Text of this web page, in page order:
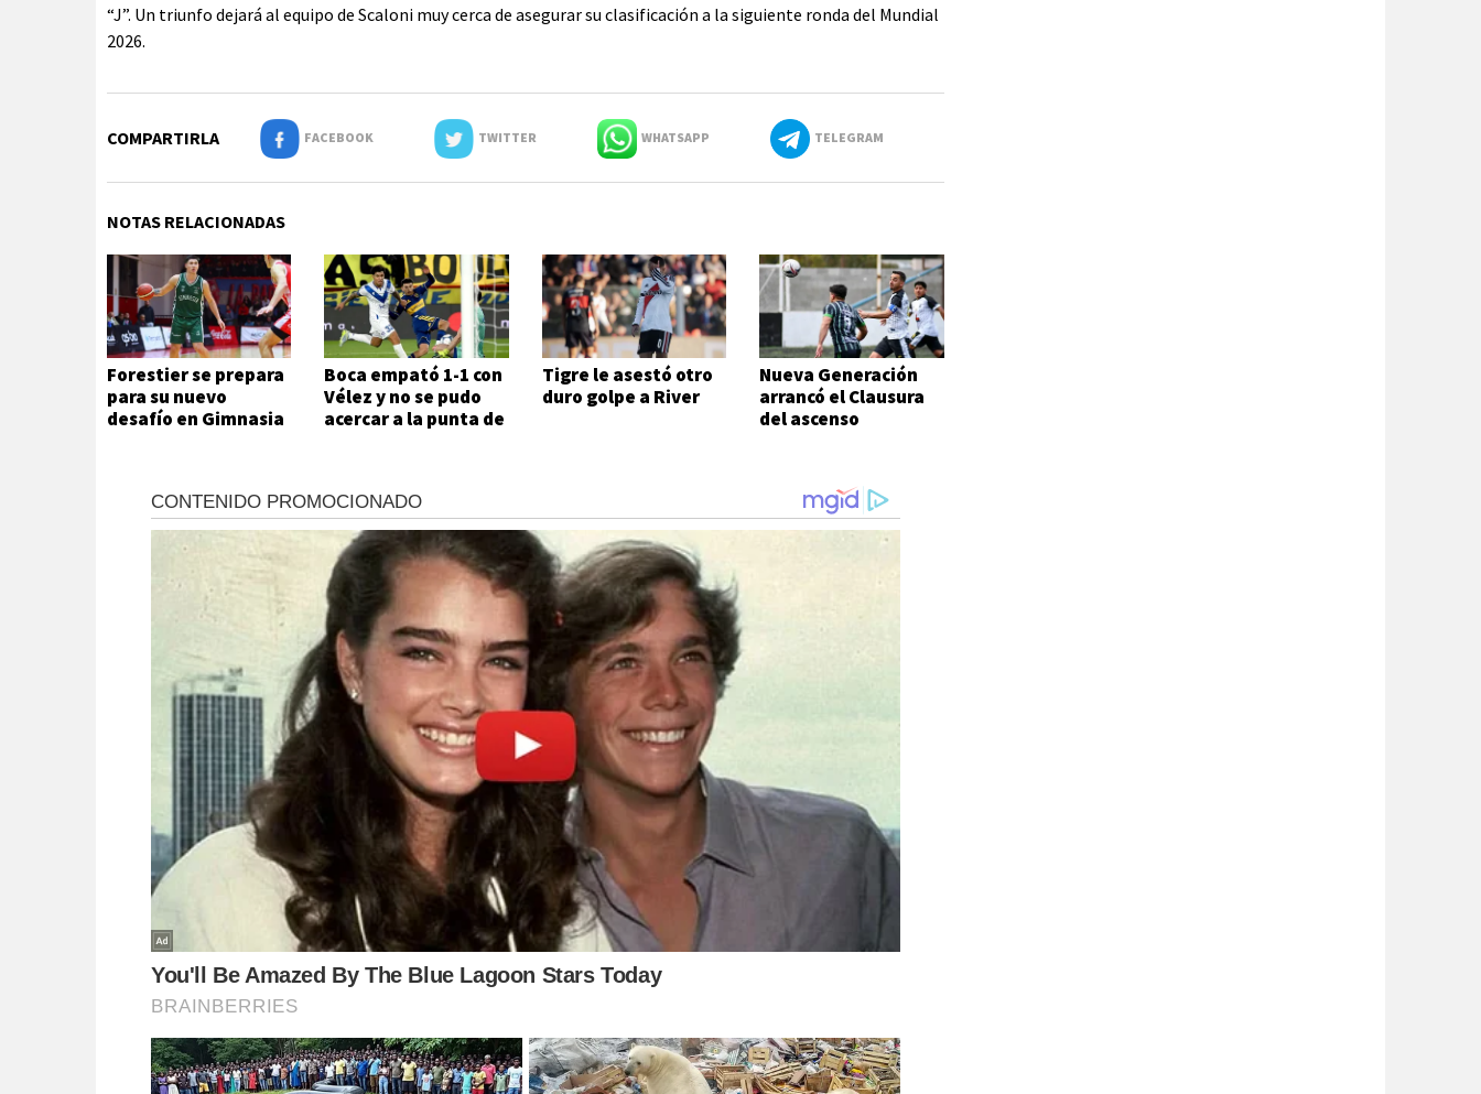
“J”. Un triunfo dejará al equipo de Scaloni muy cerca de asegurar su clasificación a la siguiente ronda del Mundial
2026.
COMPARTIRLA FACEBOOK TWITTER WHATSAPP TELEGRAM
NOTAS RELACIONADAS
Forestier se prepara
para su nuevo
desafío en Gimnasia
Boca empató 1-1 con
Vélez y no se pudo
acercar a la punta de
Tigre le asestó otro
duro golpe a River
Nueva Generación
arrancó el Clausura
del ascenso